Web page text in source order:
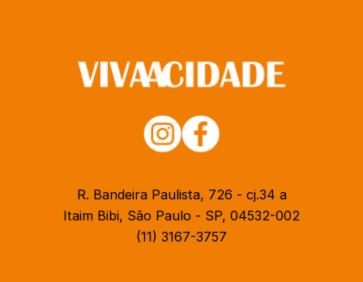
R. Bandeira Paulista, 726 - cj.34 a
Itaim Bibi, São Paulo - SP, 04532-002
(11) 3167-3757